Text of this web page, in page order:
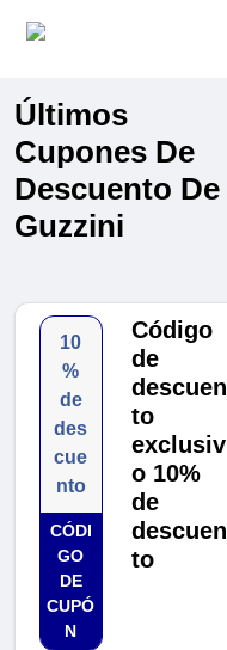
Últimos
Cupones De
Descuento De
Guzzini
10
%
de
des
cue
nto
CÓDI
GO
DE
CUPÓ
N
Código
de
descuen
to
exclusiv
o 10%
de
descuen
to